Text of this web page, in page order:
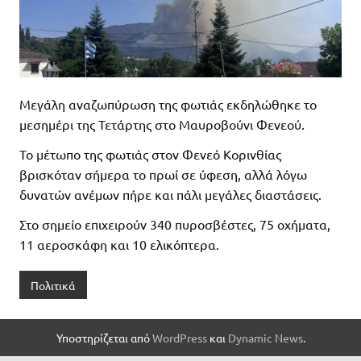
Μεγάλη αναζωπύρωση της φωτιάς εκδηλώθηκε το
μεσημέρι της Τετάρτης στο Μαυροβούνι Φενεού.
Το μέτωπο της φωτιάς στον Φενεό Κορινθίας
βρισκόταν σήμερα το πρωί σε ύφεση, αλλά λόγω
δυνατών ανέμων πήρε και πάλι μεγάλες διαστάσεις.
Στο σημείο επιχειρούν 340 πυροσβέστες, 75 οχήματα,
11 αεροσκάφη και 10 ελικόπτερα.
Πολιτικά
Υποστηρίζεται απόWordPressκαι Dynamic News.